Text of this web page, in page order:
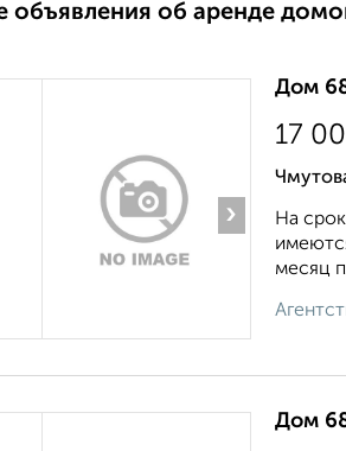
об аренде
›
Дом
17
На
месяц
Дом